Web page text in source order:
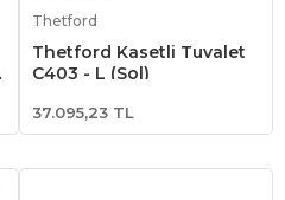
Thetford
Thetford Kasetli Tuvalet
C403 - L (Sol)
37.095,23 TL